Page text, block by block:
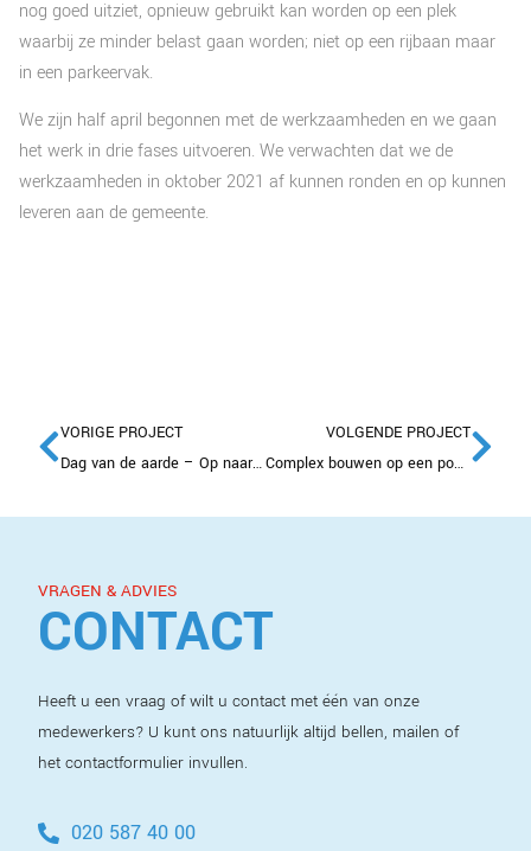
nog goed uitziet, opnieuw gebruikt kan worden op een plek
waarbij ze minder belast gaan worden; niet op een rijbaan maar
in een parkeervak.
We zijn half april begonnen met de werkzaamheden en we gaan
het werk in drie fases uitvoeren. We verwachten dat we de
werkzaamheden in oktober 2021 af kunnen ronden en op kunnen
leveren aan de gemeente.
VORIGE PROJECT
Dag van de aarde – Op naar een schonere toekomst
VOLGENDE PROJECT
Complex bouwen op een postzegel
VRAGEN & ADVIES
CONTACT
Heeft u een vraag of wilt u contact met één van onze
medewerkers? U kunt ons natuurlijk altijd bellen, mailen of
het contactformulier invullen.
020 587 40 00